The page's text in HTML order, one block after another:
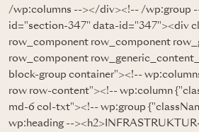
/wp:columns --></div><!-- /wp:group
id="section-347" data-id="347"><div
row_component row_component
row_component
block-group container"><!--
row row-content"><!-- wp:column
md-6 col-txt"><!-- wp:group
wp:heading --